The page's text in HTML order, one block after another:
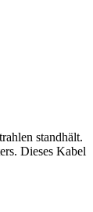
standhält.
Dieses Kabel